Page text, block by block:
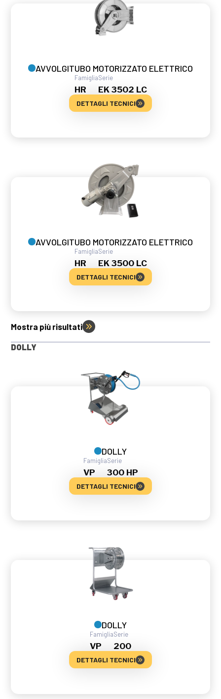
AVVOLGITUBO MOTORIZZATO ELETTRICO
Famiglia
HR
Serie
EK 3502 LC
DETTAGLI TECNICI
AVVOLGITUBO MOTORIZZATO ELETTRICO
Famiglia
HR
Serie
EK 3500 LC
DETTAGLI TECNICI
Mostra più risultati
DOLLY
DOLLY
Famiglia
VP
Serie
300 HP
DETTAGLI TECNICI
DOLLY
Famiglia
VP
Serie
200
DETTAGLI TECNICI